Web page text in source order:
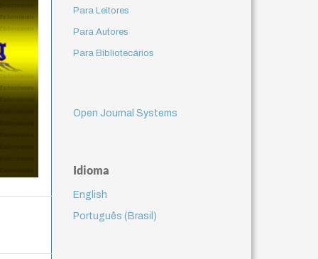
Para Leitores
Para Autores
Para Bibliotecários
Open Journal Systems
Idioma
English
Português (Brasil)